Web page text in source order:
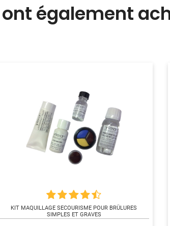
également
KIT MAQUILLAGE SECOURISME POUR BRÛLURES
SIMPLES ET GRAVES